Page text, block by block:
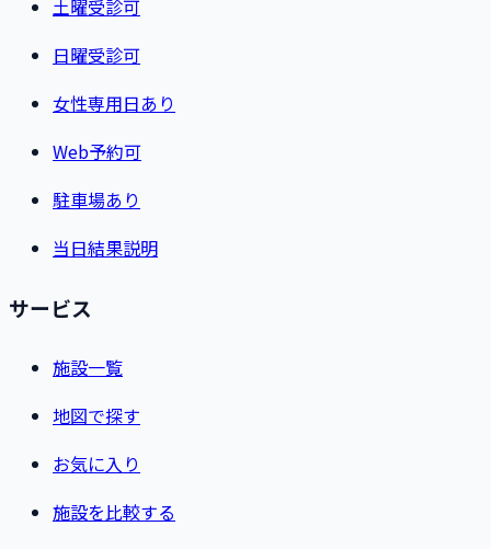
土曜受診可
日曜受診可
女性専用日あり
Web予約可
駐車場あり
当日結果説明
サービス
施設一覧
地図で探す
お気に入り
施設を比較する